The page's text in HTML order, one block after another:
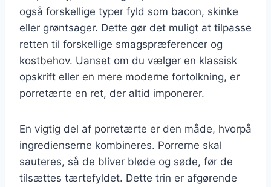
også forskellige typer fyld som bacon, skinke
eller grøntsager. Dette gør det muligt at tilpasse
retten til forskellige smagspræferencer og
kostbehov. Uanset om du vælger en klassisk
opskrift eller en mere moderne fortolkning, er
porretærte en ret, der altid imponerer.
En vigtig del af porretærte er den måde, hvorpå
ingredienserne kombineres. Porrerne skal
sauteres, så de bliver bløde og søde, før de
tilsættes tærtefyldet. Dette trin er afgørende